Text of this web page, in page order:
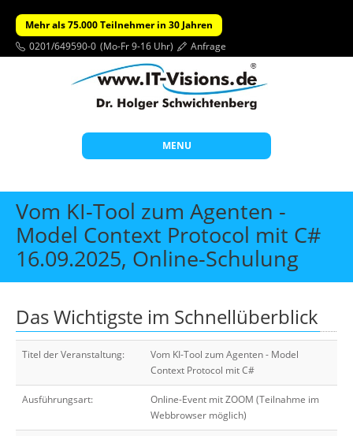
Mehr als 75.000 Teilnehmer in 30 Jahren
0201/649590-0 (Mo-Fr 9-16 Uhr) Anfrage
MENU
Start
Themen
Beratung
Offene Seminare
Wissen
Über uns
Vom KI-Tool zum Agenten -
Model Context Protocol mit C#
16.09.2025, Online-Schulung
Das Wichtigste im Schnellüberblick
Titel der Veranstaltung:
Vom KI-Tool zum Agenten - Model
Context Protocol mit C#
Ausführungsart:
Online-Event mit ZOOM (Teilnahme im
Webbrowser möglich)